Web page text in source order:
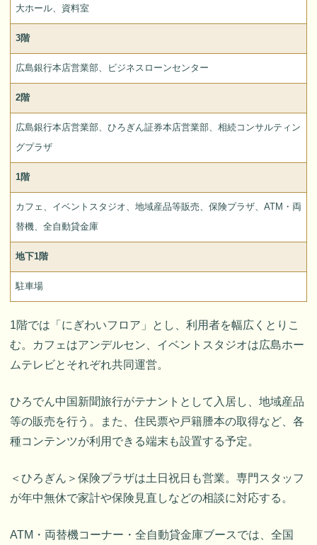
大ホール、資料室
3階
広島銀行本店営業部、ビジネスローンセンター
2階
広島銀行本店営業部、ひろぎん証券本店営業部、相続コンサルティン
グプラザ
1階
カフェ、イベントスタジオ、地域産品等販売、保険プラザ、ATM・両
替機、全自動貸金庫
地下1階
駐車場
1階では「にぎわいフロア」とし、利用者を幅広くとりこ
む。カフェはアンデルセン、イベントスタジオは広島ホー
ムテレビとそれぞれ共同運営。
ひろでん中国新聞旅行がテナントとして入居し、地域産品
等の販売を行う。また、住民票や戸籍謄本の取得など、各
種コンテンツが利用できる端末も設置する予定。
＜ひろぎん＞保険プラザは土日祝日も営業。専門スタッフ
が年中無休で家計や保険見直しなどの相談に対応する。
ATM・両替機コーナー・全自動貸金庫ブースでは、全国